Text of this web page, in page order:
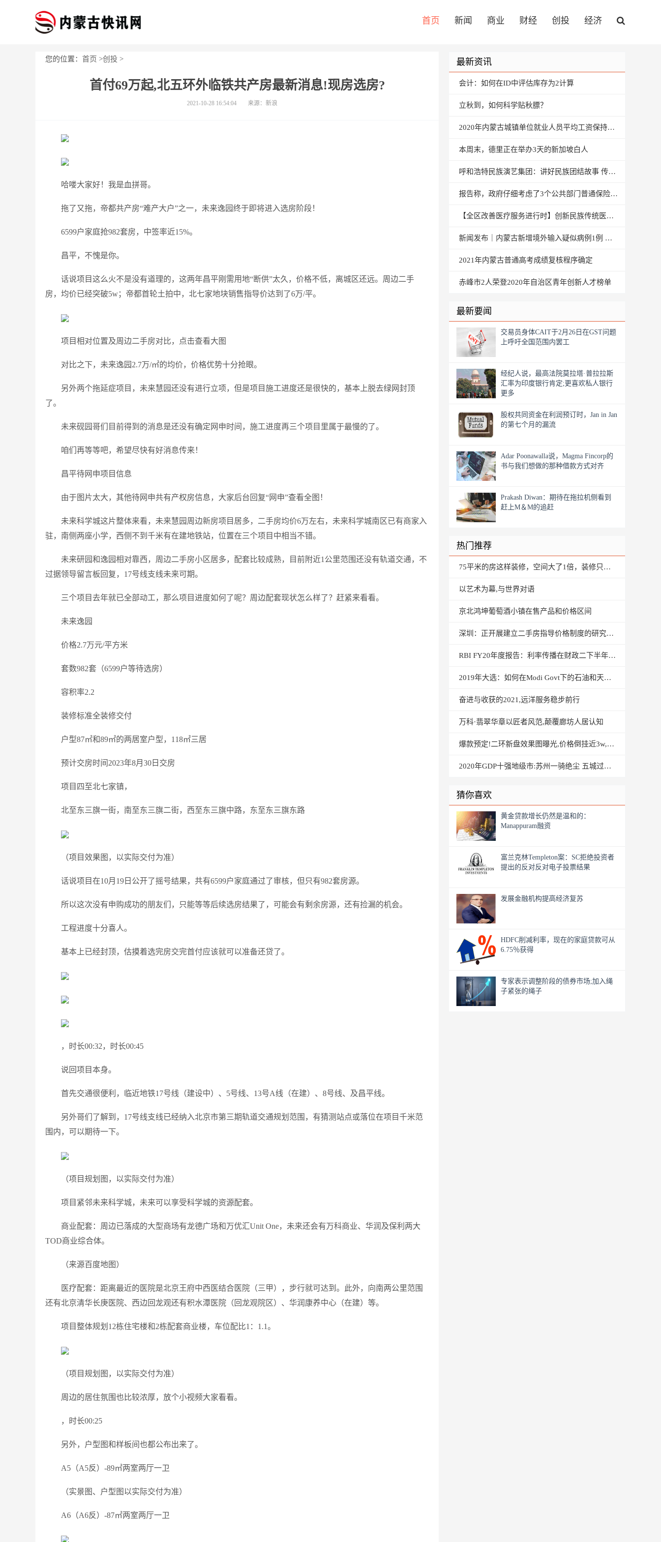
首页 新闻 商业 财经 创投 经济
您的位置： 首页 >创投 >
首付69万起,北五环外临铁共产房最新消息!现房选房?
2021-10-28 16:54:04 来源：新浪
哈喽大家好！我是血拼哥。
拖了又拖，帝都共产房“难产大户”之一，未来逸园终于即将进入选房阶段！
6599户家庭抢982套房，中签率近15%。
昌平，不愧是你。
话说项目这么火不是没有道理的，这两年昌平刚需用地“断供”太久，价格不低，离城区还远。周边二手
房，均价已经突破5w；帝都首轮土拍中，北七家地块销售指导价达到了6万/平。
项目相对位置及周边二手房对比，点击查看大图
对比之下，未来逸园2.7万/㎡的均价，价格优势十分抢眼。
另外两个拖延症项目，未来慧园还没有进行立项，但是项目施工进度还是很快的，基本上脱去绿网封顶
了。
未来砚园哥们目前得到的消息是还没有确定网申时间，施工进度再三个项目里属于最慢的了。
咱们再等等吧，希望尽快有好消息传来！
昌平待网申项目信息
由于图片太大，其他待网申共有产权房信息，大家后台回复“网申”查看全图！
未来科学城这片整体来看，未来慧园周边新房项目居多，二手房均价6万左右，未来科学城南区已有商家入
驻，南侧两座小学，西侧不到千米有在建地铁站，位置在三个项目中相当不错。
未来研园和逸园相对靠西，周边二手房小区居多，配套比较成熟，目前附近1公里范围还没有轨道交通，不
过据领导留言板回复，17号线支线未来可期。
三个项目去年就已全部动工，那么项目进度如何了呢？周边配套现状怎么样了？赶紧来看看。
未来逸园
价格2.7万元/平方米
套数982套（6599户等待选房）
容积率2.2
装修标准全装修交付
户型87㎡和89㎡的两居室户型，118㎡三居
预计交房时间2023年8月30日交房
项目四至北七家镇，
北至东三旗一街，南至东三旗二街，西至东三旗中路，东至东三旗东路
（项目效果图，以实际交付为准）
话说项目在10月19日公开了摇号结果，共有6599户家庭通过了审核，但只有982套房源。
所以这次没有申购成功的朋友们，只能等等后续选房结果了，可能会有剩余房源，还有捡漏的机会。
工程进度十分喜人。
基本上已经封顶，估摸着选完房交完首付应该就可以准备还贷了。
，时长00:32，时长00:45
说回项目本身。
首先交通很便利，临近地铁17号线（建设中）、5号线、13号A线（在建）、8号线、及昌平线。
另外哥们了解到，17号线支线已经纳入北京市第三期轨道交通规划范围，有猜测站点或落位在项目千米范
围内，可以期待一下。
（项目规划图，以实际交付为准）
项目紧邻未来科学城，未来可以享受科学城的资源配套。
商业配套：周边已落成的大型商场有龙德广场和万优汇Unit One，未来还会有万科商业、华润及保利两大
TOD商业综合体。
（来源百度地图）
医疗配套：距离最近的医院是北京王府中西医结合医院（三甲），步行就可达到。此外，向南两公里范围
还有北京清华长庚医院、西边回龙观还有积水潭医院（回龙观院区）、华润康养中心（在建）等。
项目整体规划12栋住宅楼和2栋配套商业楼，车位配比1：1.1。
（项目规划图，以实际交付为准）
周边的居住氛围也比较浓厚，放个小视频大家看看。
，时长00:25
另外，户型图和样板间也都公布出来了。
A5（A5反）-89㎡两室两厅一卫
（实景图、户型图以实际交付为准）
A6（A6反）-87㎡两室两厅一卫
最新资讯
会计：如何在ID中评估库存为2计算
立秋到，如何科学贴秋膘？
2020年内蒙古城镇单位就业人员平均工资保持平稳增长
本周末，德里正在举办3天的新加坡白人
呼和浩特民族演艺集团：讲好民族团结故事 传递民族团结声音
报告称，政府仔细考虑了3个公共部门普通保险公司的合并
【全区改善医疗服务进行时】创新民族传统医学 妙手仁心服务患者——记包头市蒙医中医
新闻发布｜内蒙古新增境外输入疑似病例1例 治愈出院1例
2021年内蒙古普通高考成绩复核程序确定
赤峰市2人荣登2020年自治区青年创新人才榜单
最新要闻
交易员身体CAIT于2月26日在GST问题
上呼吁全国范围内罢工
经纪人说，最高法院莫拉塔·普拉拉斯
汇率为印度银行肯定;更喜欢私人银行
更多
股权共同资金在利润预订时，Jan in Jan
的第七个月的漏流
Adar Poonawalla说，Magma Fincorp的
书与我们想做的那种借款方式对齐
Prakash Diwan：期待在拖拉机侧看到
赶上M＆M的追赶
热门推荐
75平米的房这样装修，空间大了1倍，装修只花了13万！-中海臻如府装修
以艺术为幕,与世界对语
京北鸿坤葡萄酒小镇在售产品和价格区间
深圳：正开展建立二手房指导价格制度的研究工作
RBI FY20年度报告：利率传播在财政二下半年改善
2019年大选：如何在Modi Govt下的石油和天然气行业
奋进与收获的2021,远洋服务稳步前行
万科·翡翠华章以匠者风范,颠覆廊坊人居认知
爆款预定!二环新盘效果图曝光,价格倒挂近3w,丰台要站起来了
2020年GDP十强地级市:苏州一骑绝尘 五城过万亿元
猜你喜欢
黄金贷款增长仍然是温和的：
Manappuram融资
富兰克林Templeton案：SC拒绝投资者
提出的反对反对电子投票结果
发展金融机构提高经济复苏
HDFC削减利率，现在的家庭贷款可从
6.75％获得
专家表示调整阶段的债券市场;加入绳
子紧张的绳子